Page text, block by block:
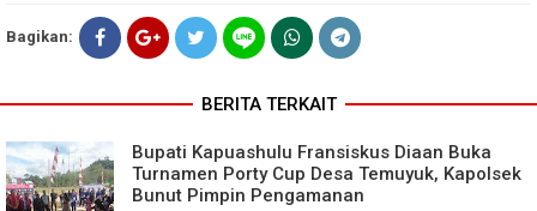
Bagikan:
BERITA TERKAIT
Bupati Kapuashulu Fransiskus Diaan Buka
Turnamen Porty Cup Desa Temuyuk, Kapolsek
Bunut Pimpin Pengamanan